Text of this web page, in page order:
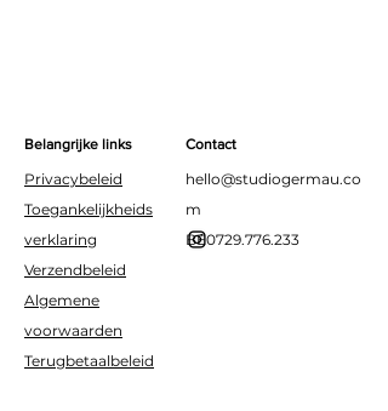
Belangrijke links
Privacybeleid
Toegankelijkheids
verklaring
Verzendbeleid
Algemene
voorwaarden
Terugbetaalbeleid
Contact
hello@studiogermau.co
m
BE0729.776.233